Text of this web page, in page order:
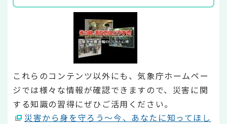
これらのコンテンツ以外にも、気象庁ホームペー
ジでは様々な情報が確認できますので、災害に関
する知識の習得にぜひご活用ください。
災害から身を守ろう～今、あなたに知ってほし